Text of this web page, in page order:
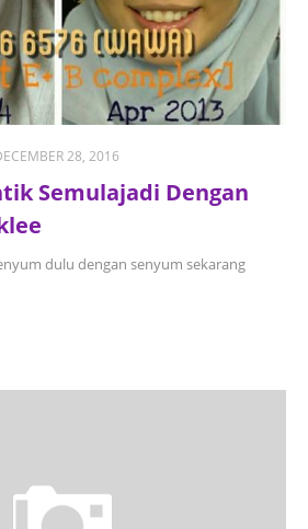
28, 2016
Semulajadi Dengan
dulu dengan senyum sekarang